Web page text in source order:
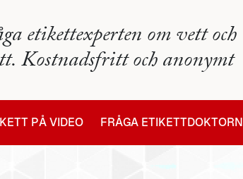
etikettexperten om vett och
Kostnadsfritt och anonymt
PÅ VIDEO FRÅGA ETIKETTDOKTORN